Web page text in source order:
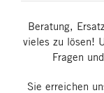
Beratung,
vieles zu lösen!
Fragen
Sie erreichen